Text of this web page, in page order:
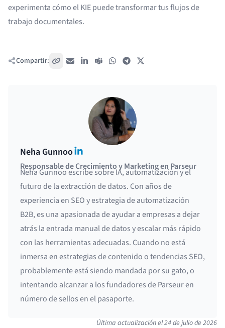
experimenta cómo el KIE puede transformar tus flujos de
trabajo documentales.
Compartir: Copiar enlace
Correo electrónico
LinkedIn
Teams WhatsAppTelegram
Neha GunnooLinkedIn
Responsable de Crecimiento y Marketing en Parseur
Neha Gunnoo escribe sobre IA, automatización y el
futuro de la extracción de datos. Con años de
experiencia en SEO y estrategia de automatización
B2B, es una apasionada de ayudar a empresas a dejar
atrás la entrada manual de datos y escalar más rápido
con las herramientas adecuadas. Cuando no está
inmersa en estrategias de contenido o tendencias SEO,
probablemente está siendo mandada por su gato, o
intentando alcanzar a los fundadores de Parseur en
número de sellos en el pasaporte.
Última actualización el24 de julio de 2026